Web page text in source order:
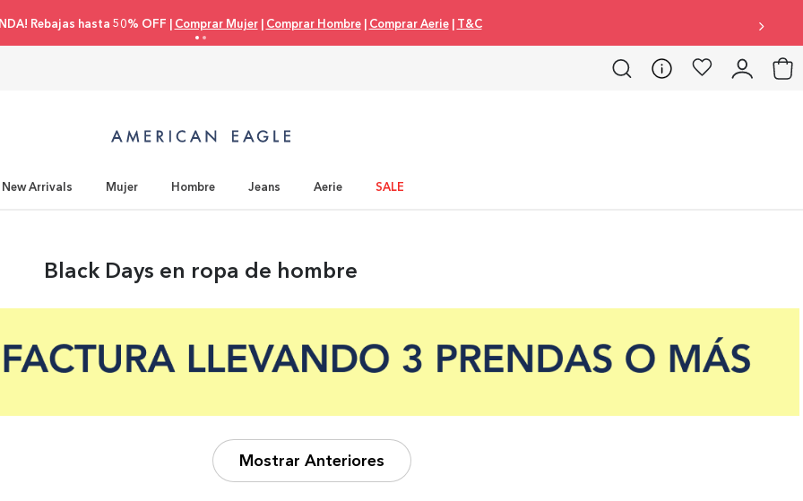
Rebajas hasta 50% OFF | Comprar Mujer| Comprar Hombre| Comprar Aerie| T&C
New Arrivals Mujer Hombre Jeans Aerie SALE
Black Days en ropa de hombre
Mostrar Anteriores